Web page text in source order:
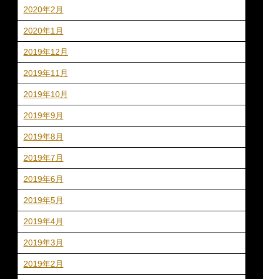
2020年2月
2020年1月
2019年12月
2019年11月
2019年10月
2019年9月
2019年8月
2019年7月
2019年6月
2019年5月
2019年4月
2019年3月
2019年2月